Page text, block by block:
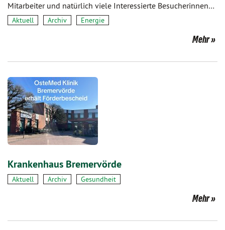
Mitarbeiter und natürlich viele Interessierte Besucherinnen…
Aktuell Archiv Energie
Mehr
Krankenhaus Bremervörde
Aktuell Archiv Gesundheit
Mehr